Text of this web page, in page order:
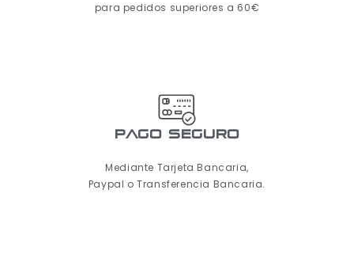
para pedidos superiores a 60€
pago seguro
Mediante Tarjeta Bancaria,
Paypal o Transferencia Bancaria.